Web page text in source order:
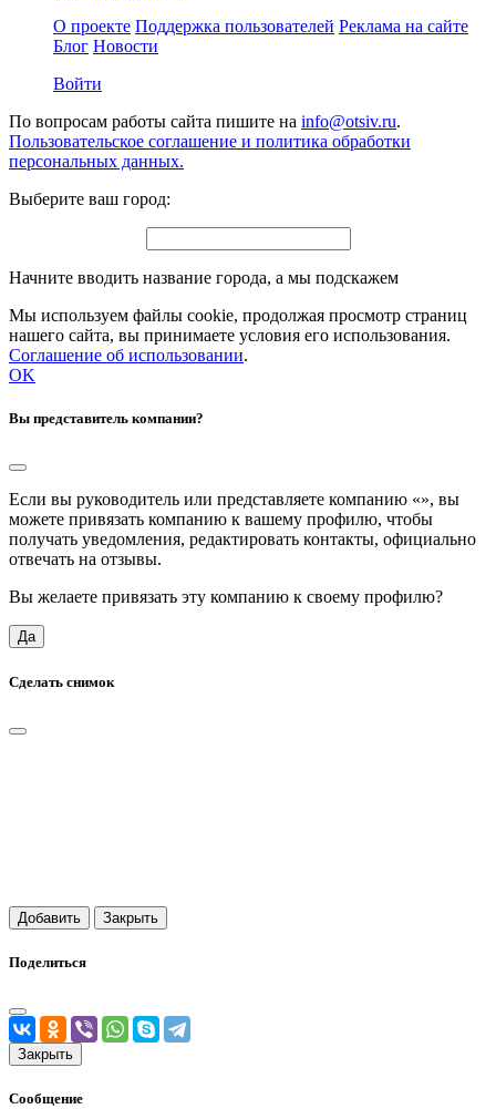
О проекте Поддержка пользователей Реклама на сайте
Блог Новости
Войти
По вопросам работы сайта пишите на info@otsiv.ru.
Пользовательское соглашение и политика обработки
персональных данных.
Выберите ваш город:
Начните вводить название города, а мы подскажем
Мы используем файлы cookie, продолжая просмотр страниц
нашего сайта, вы принимаете условия его использования.
Соглашение об использовании.
OK
Вы представитель компании?
Если вы руководитель или представляете компанию «», вы
можете привязать компанию к вашему профилю, чтобы
получать уведомления, редактировать контакты, официально
отвечать на отзывы.
Вы желаете привязать эту компанию к своему профилю?
Да
Сделать снимок
Добавить Закрыть
Поделиться
Закрыть
Сообщение